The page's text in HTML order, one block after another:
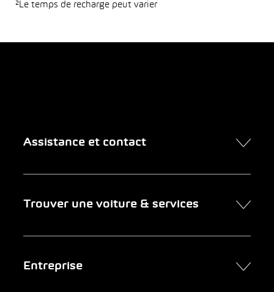
²Le temps de recharge peut varier
Assistance et contact
Entreprises clientes
Trouver une voiture & services
Services
Entreprise